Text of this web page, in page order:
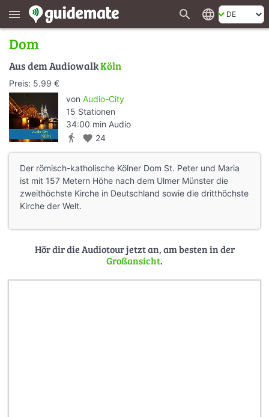
menu search language
Dom
Aus dem AudiowalkKöln
Preis: 5.99 €
von Audio-City
15 Stationen
34:00 min Audio
directions_walk favorite 24
Der römisch-katholische Kölner Dom St. Peter und Maria
ist mit 157 Metern Höhe nach dem Ulmer Münster die
zweithöchste Kirche in Deutschland sowie die dritthöchste
Kirche der Welt.
Hör dir die Audiotour jetzt an, am besten in der
Großansicht.